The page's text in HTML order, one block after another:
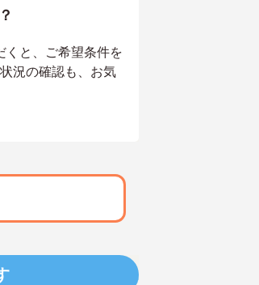
くと、ご希望条件を
況の確認も、お気